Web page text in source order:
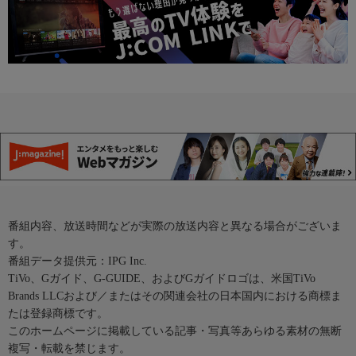
番組内容、放送時間などが実際の放送内容と異なる場合がございま
す。
番組データ提供元：IPG Inc.
TiVo、Gガイド、G-GUIDE、およびGガイドロゴは、米国TiVo
Brands LLCおよび／またはその関連会社の日本国内における商標ま
たは登録商標です。
このホームページに掲載している記事・写真等あらゆる素材の無断
複写・転載を禁じます。